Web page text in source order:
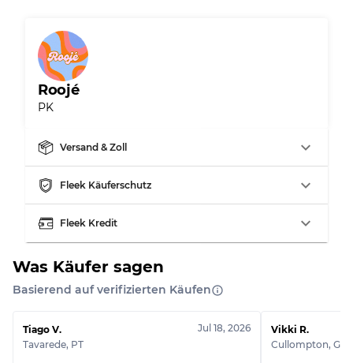
Note C
Aufteilung für gemischte Ratios
Note AB
70% A, 30% B
Note BC
60% B, 40% C
Note ABC
30% A, 40% B, 30% C
Roojé
PK
Versand & Zoll
Fleek Käuferschutz
Fleek Kredit
Was Käufer sagen
Basierend auf verifizierten Käufen
Tiago V.
Tavarede, PT
Jul 18, 2026
Vikki R.
Cullompton, GB